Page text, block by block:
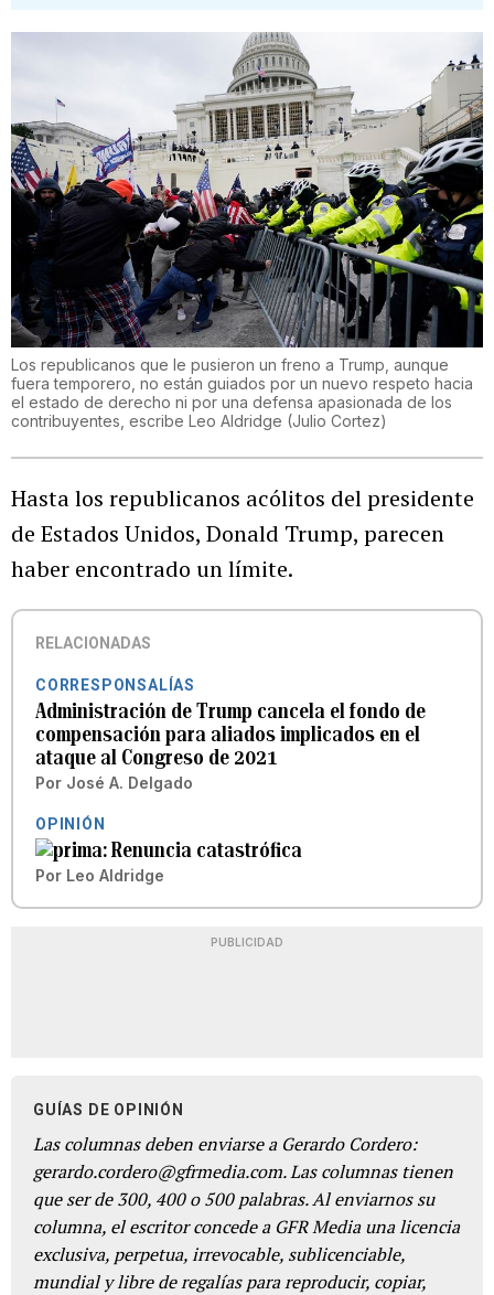
Los republicanos que le pusieron un freno a Trump, aunque
fuera temporero, no están guiados por un nuevo respeto hacia
el estado de derecho ni por una defensa apasionada de los
contribuyentes, escribe Leo Aldridge (Julio Cortez)
Hasta los republicanos acólitos del presidente
de Estados Unidos, Donald Trump, parecen
haber encontrado un límite.
RELACIONADAS
CORRESPONSALÍAS
Administración de Trump cancela el fondo de
compensación para aliados implicados en el
ataque al Congreso de 2021
Por José A. Delgado
OPINIÓN
Renuncia catastrófica
Por Leo Aldridge
PUBLICIDAD
GUÍAS DE OPINIÓN
Las columnas deben enviarse a Gerardo Cordero:
gerardo.cordero@gfrmedia.com. Las columnas tienen
que ser de 300, 400 o 500 palabras. Al enviarnos su
columna, el escritor concede a GFR Media una licencia
exclusiva, perpetua, irrevocable, sublicenciable,
mundial y libre de regalías para reproducir, copiar,